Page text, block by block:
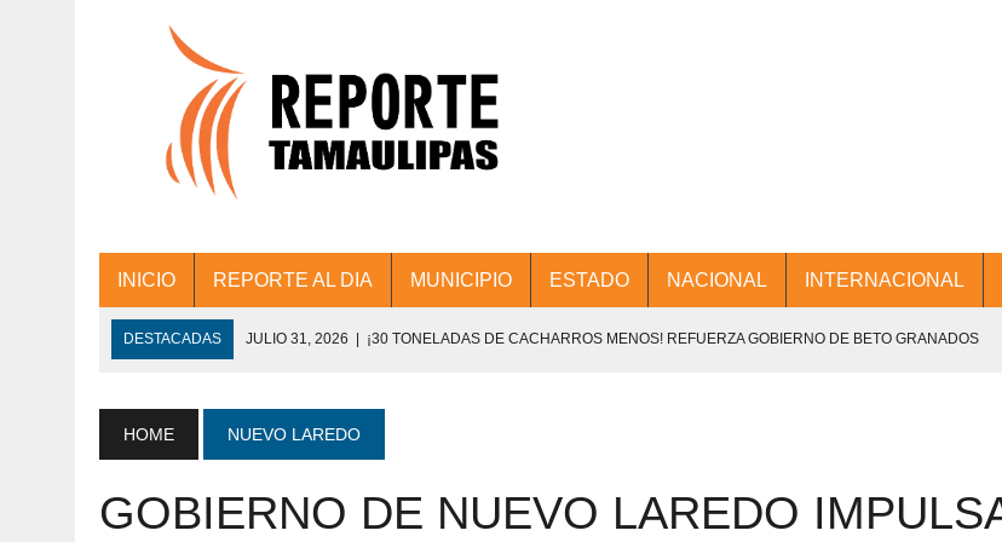
INICIO REPORTE AL DIA MUNICIPIO ESTADO NACIONAL INTERNACIONAL
DESTACADAS JULIO 31, 2026 | ¡30 TONELADAS DE CACHARROS MENOS! REFUERZA GOBIERNO DE BETO GRANADOS
JULIO 30, 2026 | 💧🚰 ¡AGUA PARA LA COMUNIDAD!
JULIO 30, 2026 | ¡TRABAJO EN EQUIPO Y RESULTADOS! ENCABEZA BETO GRANADOS MESA DE TRABAJO CON
HOME NUEVO LAREDO
GOBIERNO DE NUEVO LAREDO